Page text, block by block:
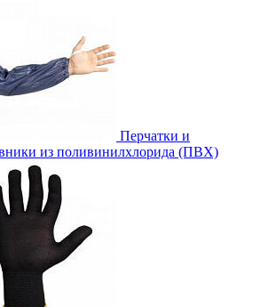
Перчатки и
из поливинилхлорида (ПВХ)